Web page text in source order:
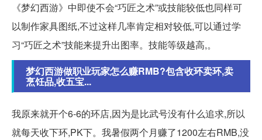
《梦幻西游》中即使不会“巧匠之术”或技能较低也同样可
以制作家具图纸,不过这样几率肯定相对较低,可以通过学
习“巧匠之术”技能来提升出图率。技能等级越高,。
梦幻西游做职业玩家怎么赚RMB?包含收环卖环,卖
烹饪品,收五宝...
我原来就开个6-6的环店,因为是比武号没有什么追求,所以
就每天收下环,PK下。我暑假两个月赚了1200左右RMB,没